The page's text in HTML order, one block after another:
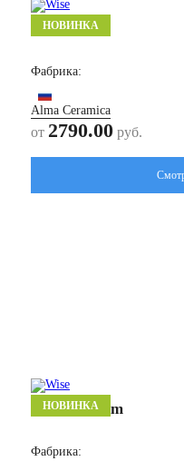
НОВИНКА
Твин/ Twin
Фабрика:
Alma Ceramica
от 2790.00 руб.
НОВИНКА
Тотем/ Totem
Фабрика: